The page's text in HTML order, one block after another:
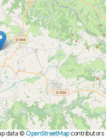
data ©OpenStreetMapcontributors